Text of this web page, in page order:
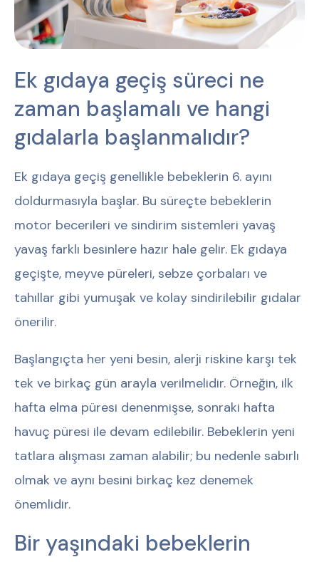
Ek gıdaya geçiş süreci ne
zaman başlamalı ve hangi
gıdalarla başlanmalıdır?
Ek gıdaya geçiş genellikle bebeklerin 6. ayını
doldurmasıyla başlar. Bu süreçte bebeklerin
motor becerileri ve sindirim sistemleri yavaş
yavaş farklı besinlere hazır hale gelir. Ek gıdaya
geçişte, meyve püreleri, sebze çorbaları ve
tahıllar gibi yumuşak ve kolay sindirilebilir gıdalar
önerilir.
Başlangıçta her yeni besin, alerji riskine karşı tek
tek ve birkaç gün arayla verilmelidir. Örneğin, ilk
hafta elma püresi denenmişse, sonraki hafta
havuç püresi ile devam edilebilir. Bebeklerin yeni
tatlara alışması zaman alabilir; bu nedenle sabırlı
olmak ve aynı besini birkaç kez denemek
önemlidir.
Bir yaşındaki bebeklerin